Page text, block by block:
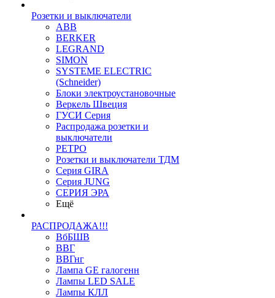
Розетки и выключатели
ABB
BERKER
LEGRAND
SIMON
SYSTEME ELECTRIC
(Schneider)
Блоки электроустановочные
Веркель Швеция
ГУСИ Серия
Распродажа розетки и
выключатели
РЕТРО
Розетки и выключатели ТДМ
Серия GIRA
Серия JUNG
СЕРИЯ ЭРА
Ещё
РАСПРОДАЖА!!!
ВбБШВ
ВВГ
ВВГнг
Лампа GE галогенн
Лампы LED SALE
Лампы КЛЛ